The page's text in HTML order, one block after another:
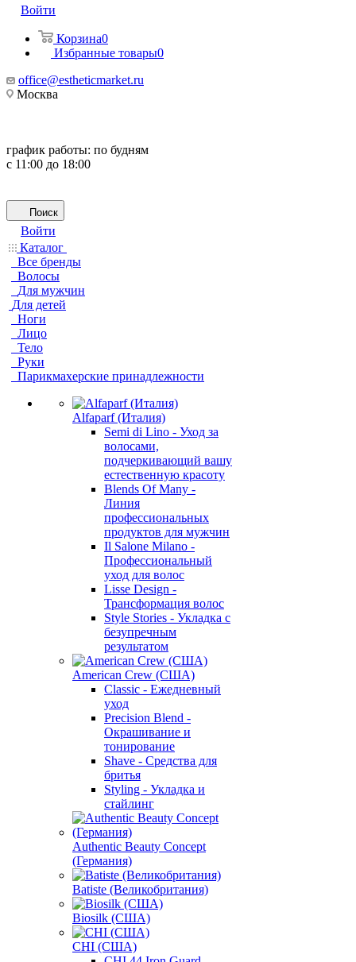
Войти
Корзина0
Избранные товары0
office@estheticmarket.ru
Москва
график работы: по будням
с 11:00 до 18:00
Поиск
Войти
Каталог
Все бренды
Волосы
Для мужчин
Для детей
Ноги
Лицо
Тело
Руки
Парикмахерские принадлежности
Alfaparf (Италия)
Semi di Lino - Уход за
волосами,
подчеркивающий вашу
естественную красоту
Blends Of Many -
Линия
профессиональных
продуктов для мужчин
Il Salone Milano -
Профессиональный
уход для волос
Lisse Design -
Трансформация волос
Style Stories - Укладка с
безупречным
результатом
American Crew (США)
Classic - Ежедневный
уход
Precision Blend -
Окрашивание и
тонирование
Shave - Средства для
бритья
Styling - Укладка и
стайлинг
Authentic Beauty Concept
(Германия)
Batiste (Великобритания)
Biosilk (США)
CHI (США)